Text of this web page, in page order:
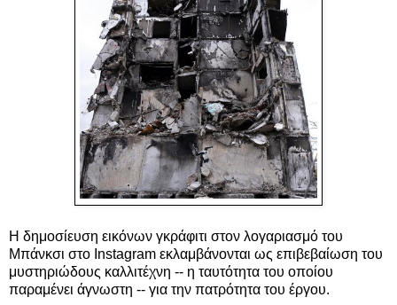
Η δημοσίευση εικόνων γκράφιτι στον λογαριασμό του
Μπάνκσι στο Instagram εκλαμβάνονται ως επιβεβαίωση του
μυστηριώδους καλλιτέχνη -- η ταυτότητα του οποίου
παραμένει άγνωστη -- για την πατρότητα του έργου.